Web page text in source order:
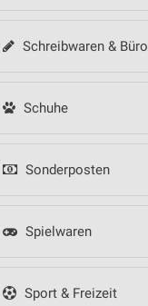
Schreibwaren & Büro
Schuhe
Sonderposten
Spielwaren
Sport & Freizeit